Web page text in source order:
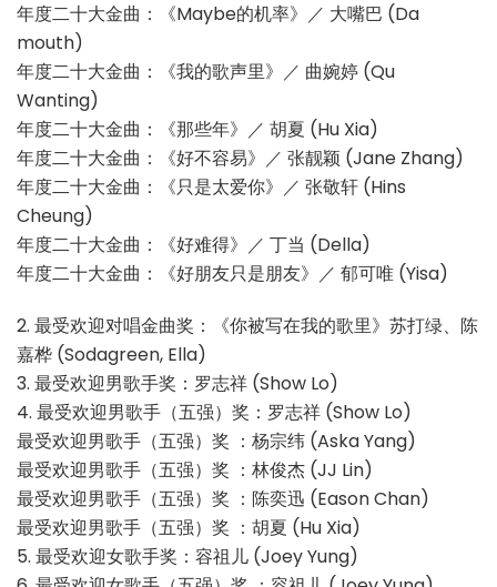
年度二十大金曲：《Maybe的机率》／ 大嘴巴 (Da
mouth)
年度二十大金曲：《我的歌声里》／ 曲婉婷 (Qu
Wanting)
年度二十大金曲：《那些年》／ 胡夏 (Hu Xia)
年度二十大金曲：《好不容易》／ 张靓颖 (Jane Zhang)
年度二十大金曲：《只是太爱你》／ 张敬轩 (Hins
Cheung)
年度二十大金曲：《好难得》／ 丁当 (Della)
年度二十大金曲：《好朋友只是朋友》／ 郁可唯 (Yisa)
2. 最受欢迎对唱金曲奖：《你被写在我的歌里》苏打绿、陈
嘉桦 (Sodagreen, Ella)
3. 最受欢迎男歌手奖：罗志祥 (Show Lo)
4. 最受欢迎男歌手（五强）奖：罗志祥 (Show Lo)
最受欢迎男歌手（五强）奖 ：杨宗纬 (Aska Yang)
最受欢迎男歌手（五强）奖 ：林俊杰 (JJ Lin)
最受欢迎男歌手（五强）奖 ：陈奕迅 (Eason Chan)
最受欢迎男歌手（五强）奖 ：胡夏 (Hu Xia)
5. 最受欢迎女歌手奖：容祖儿 (Joey Yung)